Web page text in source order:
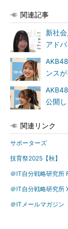
関連記事
新社
アド
ンス
公開
関連リンク
サポーターズ
技育祭2025【秋】
＠IT自分戦略研究所
＠IT自分戦略研究所
＠ITメールマガジン